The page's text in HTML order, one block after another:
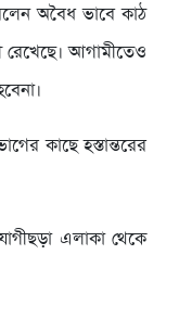
অবৈধ ভাবে কাঠ
রেখেছে। আগামীতেও
কাছে হস্তান্তরের
এলাকা থেকে